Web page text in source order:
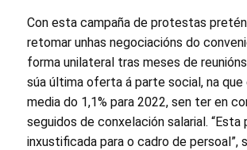
Con esta campaña de protestas
retomar unhas negociacións do
forma unilateral tras meses de
súa última oferta á parte social, na
media do 1,1% para 2022, sen ter en
seguidos de conxelación salarial.
inxustificada para o cadro de persoal”,